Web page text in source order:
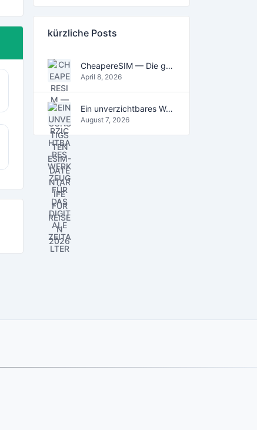
kürzliche Posts
CheapereSIM — Die günstigsten eSIM-Datentarife für Reisen 2026
April 8, 2026
Ein unverzichtbares Werkzeug für das digitale Zeitalter
August 7, 2026